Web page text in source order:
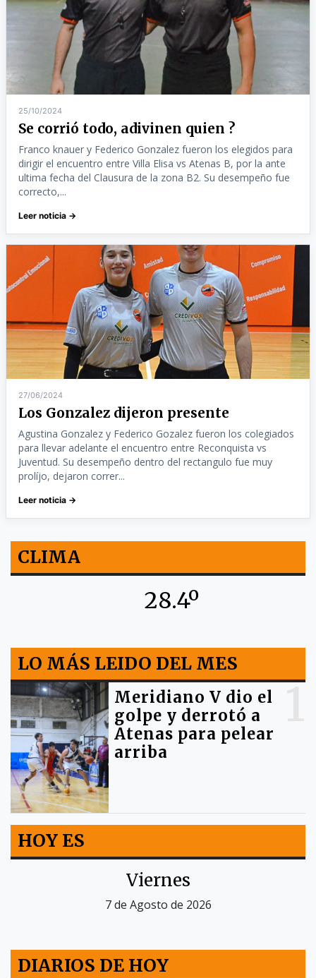
25/10/2024
Se corrió todo, adivinen quien ?
Franco knauer y Federico Gonzalez fueron los elegidos para
dirigir el encuentro entre Villa Elisa vs Atenas B, por la ante
ultima fecha del Clausura de la zona B2. Su desempeño fue
correcto,...
Leer noticia →
27/06/2024
Los Gonzalez dijeron presente
Agustina Gonzalez y Federico Gozalez fueron los colegiados
para llevar adelante el encuentro entre Reconquista vs
Juventud. Su desempeño dentro del rectangulo fue muy
prolíjo, dejaron correr...
Leer noticia →
CLIMA
28.4º
LO MÁS LEIDO DEL MES
Meridiano V dio el
golpe y derrotó a
Atenas para pelear
arriba
HOY ES
Viernes
7 de Agosto de 2026
DIARIOS DE HOY